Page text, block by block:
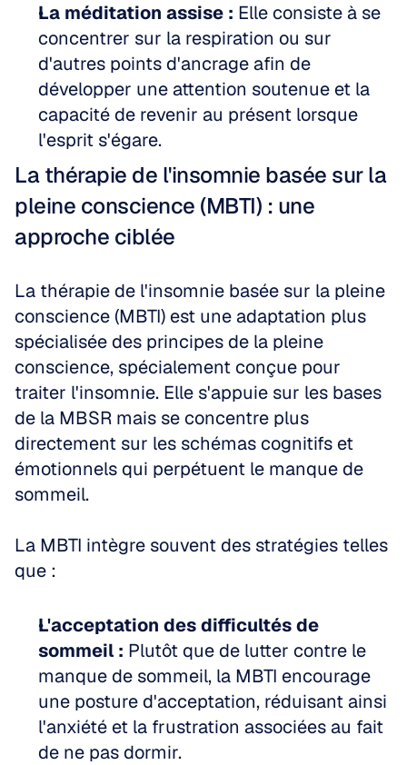
La méditation assise : Elle consiste à se
concentrer sur la respiration ou sur
d'autres points d'ancrage afin de
développer une attention soutenue et la
capacité de revenir au présent lorsque
l'esprit s'égare.
La thérapie de l'insomnie basée sur la
pleine conscience (MBTI) : une
approche ciblée
La thérapie de l'insomnie basée sur la pleine
conscience (MBTI) est une adaptation plus
spécialisée des principes de la pleine
conscience, spécialement conçue pour
traiter l'insomnie. Elle s'appuie sur les bases
de la MBSR mais se concentre plus
directement sur les schémas cognitifs et
émotionnels qui perpétuent le manque de
sommeil.
La MBTI intègre souvent des stratégies telles
que :
L'acceptation des difficultés de
sommeil : Plutôt que de lutter contre le
manque de sommeil, la MBTI encourage
une posture d'acceptation, réduisant ainsi
l'anxiété et la frustration associées au fait
de ne pas dormir.